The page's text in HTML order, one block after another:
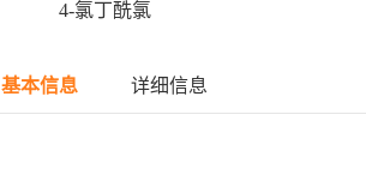
4-氯丁酰氯
基本信息 详细信息